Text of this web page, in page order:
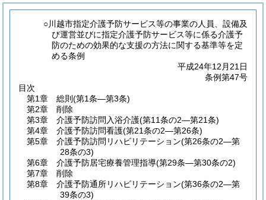
○川越市指定介護予防サービス等の事業の人員、設備及
び運営並びに指定介護予防サービス等に係る介護予
防のための効果的な支援の方法に関する基準等を定
める条例
平成24年12月21日
条例第47号
目次
第1章
総則 (第1条―第3条)
第2章
削除
第3章
介護予防訪問入浴介護(第11条の2―第21条)
第4章
介護予防訪問看護(第21条の2―第26条)
第5章
介護予防訪問リハビリテーション(第26条の2―第
28条の3)
第6章
介護予防居宅療養管理指導(第29条―第30条の2)
第7章
削除
第8章
介護予防通所リハビリテーション(第36条の2―第
39条の3)